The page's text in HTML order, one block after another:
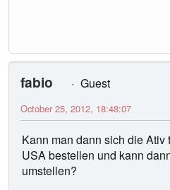
fabio
Guest
October 25, 2012, 18:48:07
Kann man dann sich die Ativ
USA bestellen und kann
umstellen?